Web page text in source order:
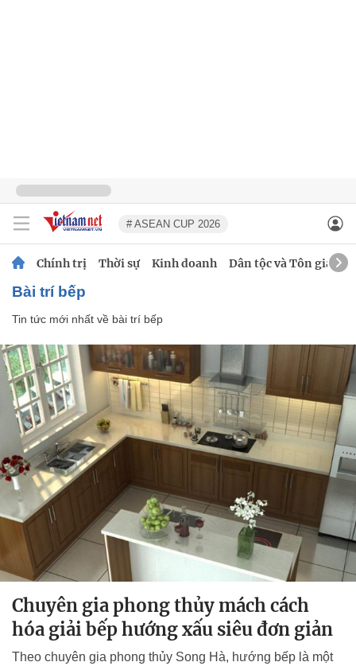
# ASEAN CUP 2026
Chính trị Thời sự Kinh doanh Dân tộc và Tôn giáo
bài trí bếp
Tin tức mới nhất về bài trí bếp
Chuyên gia phong thủy mách cách
hóa giải bếp hướng xấu siêu đơn giản
Theo chuyên gia phong thủy Song Hà, hướng bếp là một